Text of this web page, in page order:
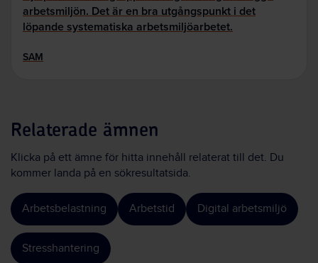
arbetsmiljön. Det är en bra utgångspunkt i det
löpande systematiska arbetsmiljöarbetet.
SAM
Relaterade ämnen
Klicka på ett ämne för hitta innehåll relaterat till det. Du
kommer landa på en sökresultatsida.
Arbetsbelastning Arbetstid Digital arbetsmiljö
Stresshantering